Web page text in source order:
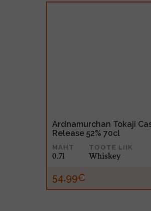
Ardnamurchan Tokaji
Release 52% 70cl
MAHT
0.7l
TOOTE LIIK
Whiskey
54.99€